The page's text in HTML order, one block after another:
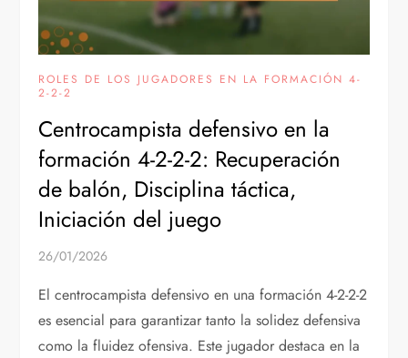
ROLES DE LOS JUGADORES EN LA FORMACIÓN 4-
2-2-2
Centrocampista defensivo en la
formación 4-2-2-2: Recuperación
de balón, Disciplina táctica,
Iniciación del juego
26/01/2026
El centrocampista defensivo en una formación 4-2-2-2
es esencial para garantizar tanto la solidez defensiva
como la fluidez ofensiva. Este jugador destaca en la